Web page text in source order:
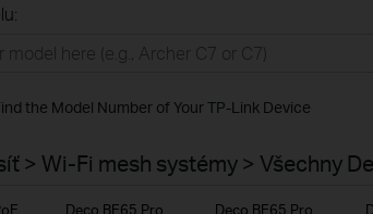
the Model Number of Your TP-Link Device
> Wi-Fi mesh systémy > Všechny
Deco BE65 Pro Deco BE65 Pro